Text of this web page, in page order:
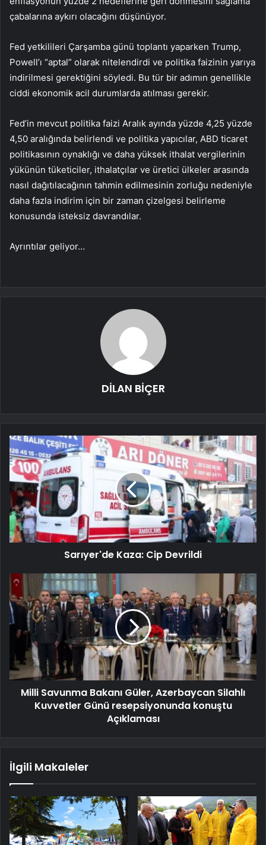
çabalarına aykırı olacağını düşünüyor.
Fed yetkilileri Çarşamba günü toplantı yaparken Trump,
Powell’ı “aptal” olarak nitelendirdi ve politika faizinin yarıya
indirilmesi gerektiğini söyledi. Bu tür bir adımın genellikle
ciddi ekonomik acil durumlarda atılması gerekir.
Fed’in mevcut politika faizi Aralık ayında yüzde 4,25 yüzde
4,50 aralığında belirlendi ve politika yapıcılar, ABD ticaret
politikasının oynaklığı ve daha yüksek ithalat vergilerinin
yükünün tüketiciler, ithalatçılar ve üretici ülkeler arasında
nasıl dağıtılacağının tahmin edilmesinin zorluğu nedeniyle
daha fazla indirim için bir zaman çizelgesi belirleme
konusunda isteksiz davrandılar.
Ayrıntılar geliyor…
DİLAN BİÇER
Sarıyer'de Kaza: Cip Devrildi
Milli Savunma Bakanı Güler, Azerbaycan Silahlı
Kuvvetler Günü resepsiyonunda konuştu
Açıklaması
İlgili Makaleler